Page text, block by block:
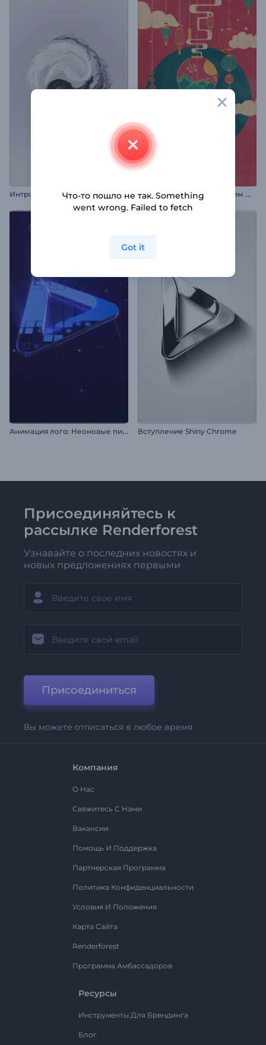
Интро: Энергия Инь и Ян П
оздравление с Китайским Новым годом
А
нимация лого: Неоновые пиксели Вступление Shiny Chrome
Присоединяйтесь к
рассылке Renderforest
Узнавайте о последних новостях и
новых предложениях первыми
Присоединиться
Вы можете отписаться в любое время
Компания
О Нас
Свяжитесь С Нами
Вакансии
Помощь И Поддержка
Партнерская Программа
Политика Конфиденциальности
Условия И Положения
Карта Сайта
Renderforest
Программа Амбассадоров
Ресурсы
Инструменты Для Брендинга
Блог
Что-то пошло не так. Something
went wrong. Failed to fetch
Got it